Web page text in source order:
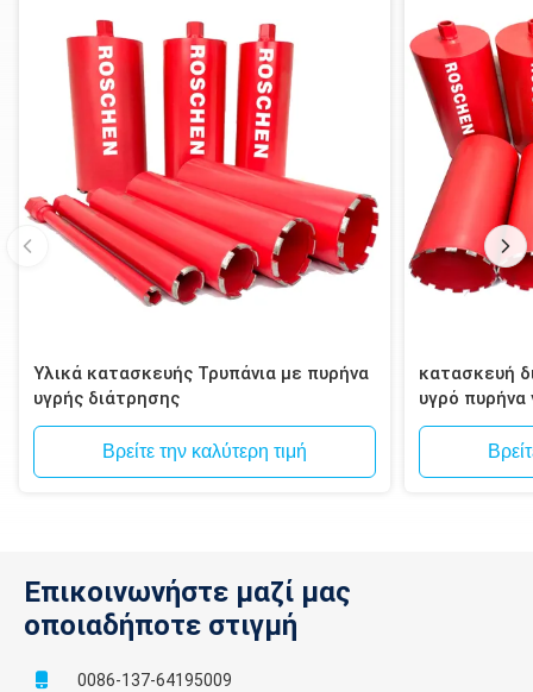
Υλικά κατασκευής Τρυπάνια με πυρήνα
υγρής διάτρησης
Βρείτε την καλύτερη τιμή
κατασκευή
υγρό
τοιχοποιία,
Επικοινωνήστε μαζί μας
οποιαδήποτε στιγμή
0086-137-64195009